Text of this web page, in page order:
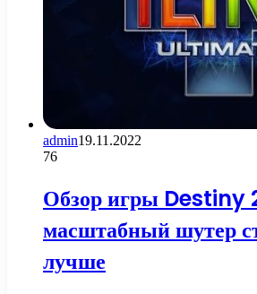
admin19.11.2022
76
Обзор игры Destiny
масштабный шутер
лучше